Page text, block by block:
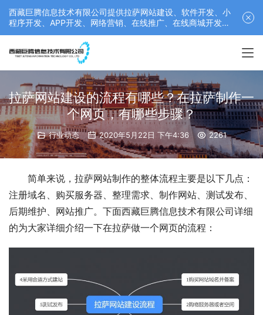
西藏巨腾信息技术有限公司提供拉萨网站建设、软件开发、小
程序开发、APP开发、网络营销、在线推广、在线商城开发等
服务，联系电话： 17689511878
拉萨网站建设的流程有哪些？在拉萨制作一
个网页，有哪些步骤？
行业动态 2020年5月22日 下午4:36 2261
简单来说，拉萨网站制作的整体流程主要是以下几点：
注册域名、购买服务器、整理需求、制作网站、测试发布、
后期维护、网站推广。下面西藏巨腾信息技术有限公司详细
的为大家详细介绍一下在拉萨做一个网页的流程：